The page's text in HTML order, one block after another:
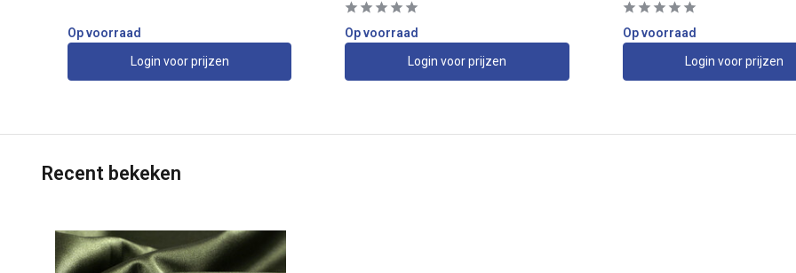
Op voorraad
Login voor prijzen
Op voorraad
Login voor prijzen
Op voorraad
Login voor prijzen
Recent bekeken